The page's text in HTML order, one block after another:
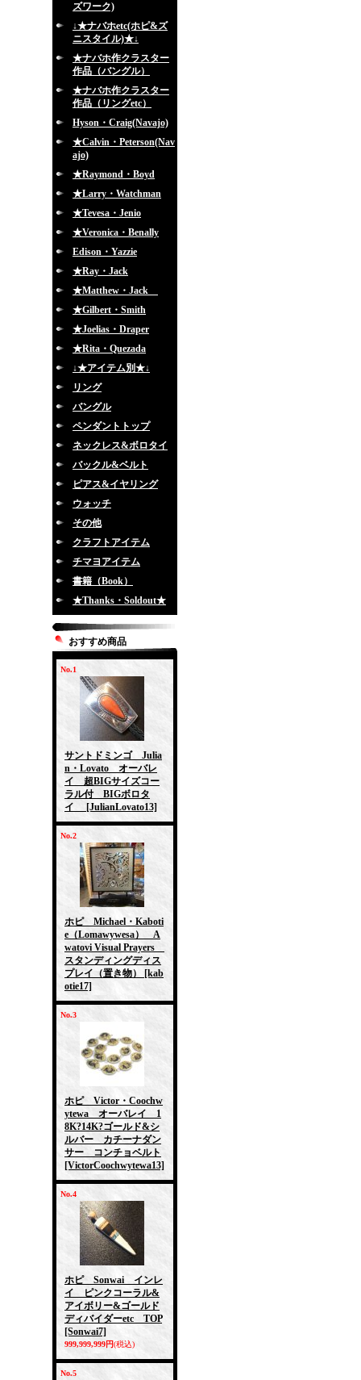
ズワーク)
↓★ナバホetc(ホピ&ズ
ニスタイル)★↓
★ナバホ作クラスター
作品（バングル）
★ナバホ作クラスター
作品（リングetc）
Hyson・Craig(Navajo)
★Calvin・Peterson(Nav
ajo)
★Raymond・Boyd
★Larry・Watchman
★Tevesa・Jenio
★Veronica・Benally
Edison・Yazzie
★Ray・Jack
★Matthew・Jack
★Gilbert・Smith
★Joelias・Draper
★Rita・Quezada
↓★アイテム別★↓
リング
バングル
ペンダントトップ
ネックレス&ボロタイ
バックル&ベルト
ピアス&イヤリング
ウォッチ
その他
クラフトアイテム
チマヨアイテム
書籍（Book）
★Thanks・Soldout★
おすすめ商品
No.1
サントドミンゴ Julia
n・Lovato オーバレ
イ 超BIGサイズコー
ラル付 BIGボロタ
イ
[JulianLovato13]
No.2
ホピ Michael・Kaboti
e（Lomawywesa） A
watovi Visual Prayers
スタンディングディス
プレイ（置き物）
[kab
otie17]
No.3
ホピ Victor・Coochw
ytewa オーバレイ 1
8K?14K?ゴールド&シ
ルバー カチーナダン
サー コンチョベルト
[VictorCoochwytewa13]
No.4
ホピ Sonwai インレ
イ ピンクコーラル&
アイボリー&ゴールド
ディバイダーetc TOP
[Sonwai7]
999,999,999円(税込)
No.5